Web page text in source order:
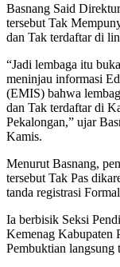
Basnang Said
tersebut Tak
dan Tak terdaftar di
“Jadi lembaga itu
meninjau informasi
(EMIS) bahwa
dan Tak terdaftar di
Pekalongan,” ujar
Kamis.
Menurut Basnang,
tersebut Tak Pas
tanda registrasi
Ia berbisik Seksi
Kemenag Kabupaten
Pembuktian langsung